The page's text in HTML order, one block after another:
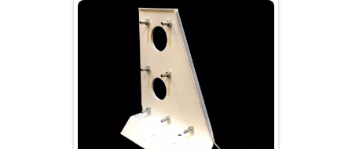
YOU TUBE